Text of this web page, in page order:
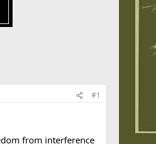
#1
from interference